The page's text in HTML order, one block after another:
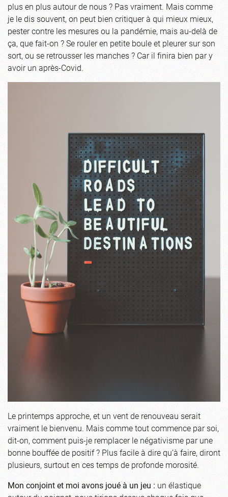
plus en plus autour de nous ? Pas vraiment. Mais comme
je le dis souvent, on peut bien critiquer à qui mieux mieux,
pester contre les mesures ou la pandémie, mais au-delà de
ça, que fait-on ? Se rouler en petite boule et pleurer sur son
sort, ou se retrousser les manches ? Car il finira bien par y
avoir un après-Covid.
Le printemps approche, et un vent de renouveau serait
vraiment le bienvenu. Mais comme tout commence par soi,
dit-on, comment puis-je remplacer le négativisme par une
bonne bouffée de positif ? Plus facile à dire qu’à faire, diront
plusieurs, surtout en ces temps de profonde morosité.
Mon conjoint et moi avons joué à un jeu :un élastique